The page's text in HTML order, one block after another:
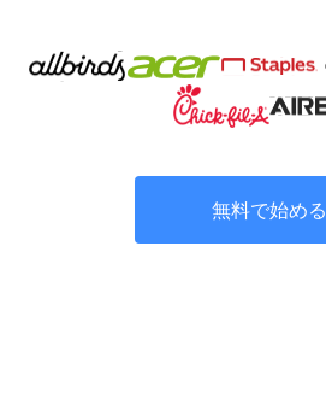
無料で始める